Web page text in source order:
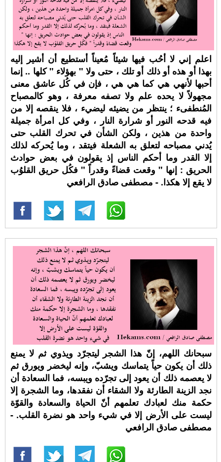
اعلم إني لا أحُب فيها شيئاً مُعيناً أستطيع أن أشير إليه
بهذا أو هذه أو ذلك أو تلك ، حتى ولا " بهؤلاء " كلها .. إنما
أحبها لأنهي هي كما هي هي ، فإن في كُل عاشق معنى
مجهولاً لا يحده علم ولا تصفه معرفة ، وهو كالمصباح
المُنطفىء ؛ ينتظر من يضيئه ليضيء ، فلا ينقصه إلا من
فيه قدحه النور أو شرارة النار ، وفي كل امرأة جميلة
واحدة من هذين ، ولكن الشأن في تحرك القلب حتى
يُدني مصباحه لتعلق به الشعلة فيتقد ، وما يُحركه لذلك
إلا القدر وما أحكم الناس إذ يقولون في بعض حوادث
الحريق : إنها " وقعت قضاءً وقدراً " فكُل حريق القلوُب
لا يقع إلا هكذا. - مصطفى صادق الرافعي
سبحانك اللهم، إنّ هذا الشجر ليتجرّد ويذوي ثم لا يمنع
ذلك أن يكون حياً يتماسك ويشبّ، وإنه ليخضر ويورق ثم
لا يعصمه ذلك أن يعود إلى تجرّده ويبسه، فما السعادة أن
نجد الزينة الطارئة ولا الشقاء أن نفقدها، وما الشجرة إلا
حكمة منك لعبادك تعلمهم أنّ الحياة والسعادة والقوّة
ليست على الأرض إلا في شيء واحد هو نضرة القلب. -
مصطفى صادق الرافعي